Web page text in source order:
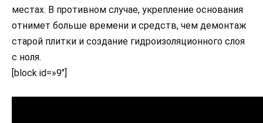
местах. В противном случае, укрепление основания
отнимет больше времени и средств, чем демонтаж
старой плитки и создание гидроизоляционного слоя
с ноля.
[block id=»9″]